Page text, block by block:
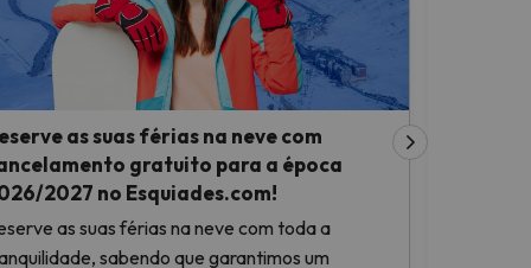
as suas férias na neve com
gratuito para a época
2027 no Esquiades.com!
as suas férias na neve com toda a
sabendo que garantimos um